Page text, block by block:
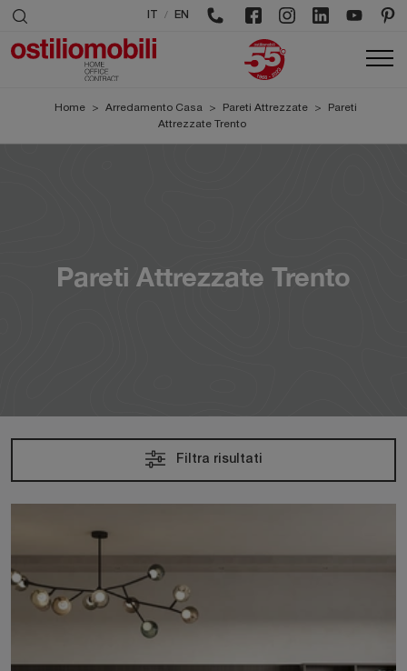
/ EN
Home > Arredamento Casa > Pareti Attrezzate >
Pareti
Attrezzate Trento
Pareti Attrezzate Trento
Filtra risultati